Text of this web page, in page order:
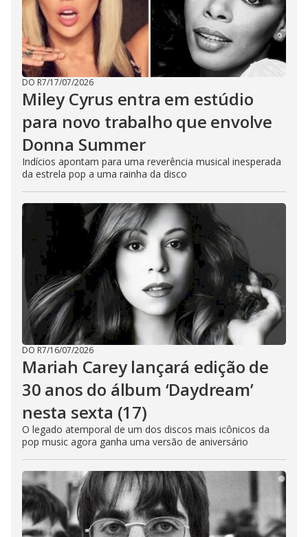
DO R7/17/07/2026
Miley Cyrus entra em estúdio
para novo trabalho que envolve
Donna Summer
Indícios apontam para uma reverência musical inesperada
da estrela pop a uma rainha da disco
DO R7/16/07/2026
Mariah Carey lançará edição de
30 anos do álbum ‘Daydream’
nesta sexta (17)
O legado atemporal de um dos discos mais icônicos da
pop music agora ganha uma versão de aniversário